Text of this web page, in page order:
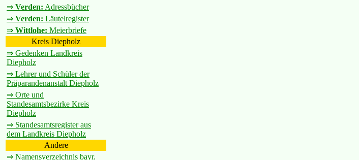
⇒ Verden: Adressbücher
⇒ Verden: Läutelregister
⇒ Wittlohe: Meierbriefe
Kreis Diepholz
⇒ Gedenken Landkreis
Diepholz
⇒ Lehrer und Schüler der
Präparandenanstalt Diepholz
⇒ Orte und
Standesamtsbezirke Kreis
Diepholz
⇒ Standesamtsregister aus
dem Landkreis Diepholz
Andere
⇒ Namensverzeichnis bayr.